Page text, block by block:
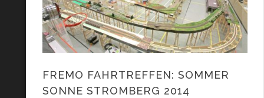
FREMO FAHRTREFFEN: SOMMER
SONNE STROMBERG 2014